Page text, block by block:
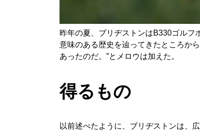
昨年の夏、ブリヂストンはB330ゴルフ
意味のある歴史を辿ってきたところか
あったのだ。”とメロウは加えた。
得るもの
以前述べたように、ブリヂストンは、